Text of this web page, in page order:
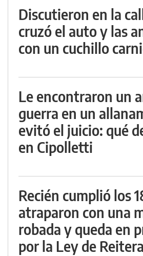
Discutieron en la
cruzó el auto y las
con un cuchillo
Le encontraron un
guerra en un
evitó el juicio: qué
en Cipolletti
Recién cumplió los
atraparon con una
robada y queda en
por la Ley de